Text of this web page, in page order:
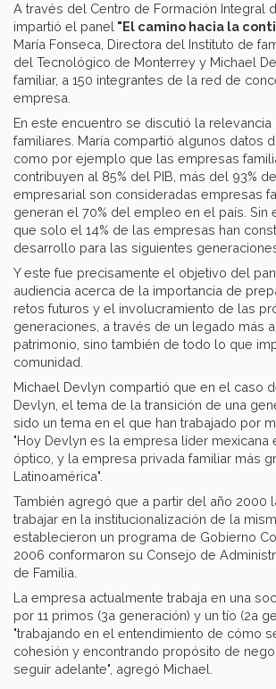
A través del Centro de Formación Integral
impartió el panel "El camino hacia la
María Fonseca, Directora del Instituto de
del Tecnológico de Monterrey y Michael
familiar, a 150 integrantes de la red de
empresa.
En este encuentro se discutió la
familiares. María compartió algunos datos
como por ejemplo que las empresas
contribuyen al 85% del PIB, más del 93%
empresarial son consideradas empresas
generan el 70% del empleo en el país. Sin
que solo el 14% de las empresas han
desarrollo para las siguientes
Y este fue precisamente el objetivo del
audiencia acerca de la importancia de
retos futuros y el involucramiento de las
generaciones, a través de un legado más
patrimonio, sino también de todo lo que
comunidad.
Michael Devlyn compartió que en el caso
Devlyn, el tema de la transición de una
sido un tema en el que han trabajado por
"Hoy Devlyn es la empresa líder mexicana
óptico, y la empresa privada familiar más
Latinoamérica".
También agregó que a partir del año 2000
trabajar en la institucionalización de la
establecieron un programa de Gobierno
2006 conformaron su Consejo de
de Familia.
La empresa actualmente trabaja en una
por 11 primos (3a generación) y un tío (2a
"trabajando en el entendimiento de cómo
cohesión y encontrando propósito de
seguir adelante", agregó Michael.